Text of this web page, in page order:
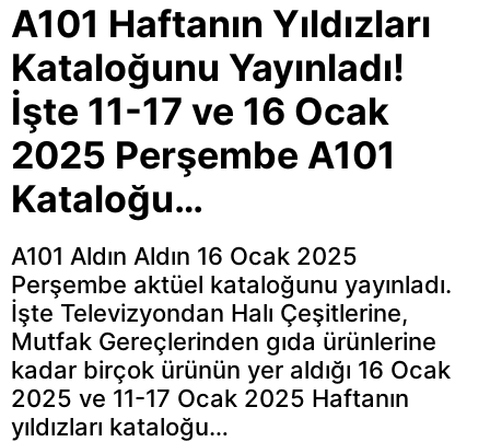
A101 Haftanın Yıldızları
Kataloğunu Yayınladı!
İşte 11-17 ve 16 Ocak
2025 Perşembe A101
Kataloğu…
A101 Aldın Aldın 16 Ocak 2025
Perşembe aktüel kataloğunu yayınladı.
İşte Televizyondan Halı Çeşitlerine,
Mutfak Gereçlerinden gıda ürünlerine
kadar birçok ürünün yer aldığı 16 Ocak
2025 ve 11-17 Ocak 2025 Haftanın
yıldızları kataloğu…